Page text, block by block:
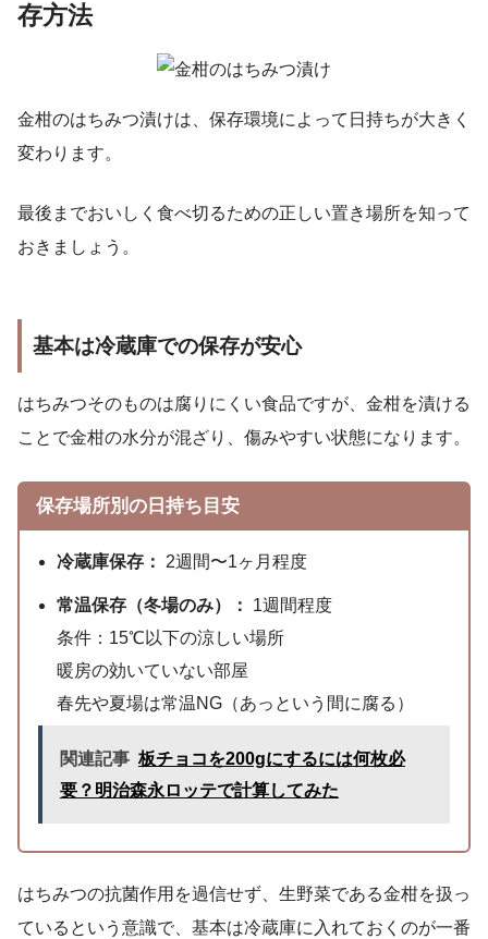
存方法
金柑のはちみつ漬けは、保存環境によって日持ちが大きく
変わります。
最後までおいしく食べ切るための正しい置き場所を知って
おきましょう。
基本は冷蔵庫での保存が安心
はちみつそのものは腐りにくい食品ですが、金柑を漬ける
ことで金柑の水分が混ざり、傷みやすい状態になります。
保存場所別の日持ち目安
冷蔵庫保存： 2週間〜1ヶ月程度
常温保存（冬場のみ）：
1週間程度
条件：15℃以下の涼しい場所
暖房の効いていない部屋
春先や夏場は常温NG（あっという間に腐る）
関連記事 板チョコを200gにするには何枚必
要？明治森永ロッテで計算してみた
はちみつの抗菌作用を過信せず、生野菜である金柑を扱っ
ているという意識で、基本は冷蔵庫に入れておくのが一番